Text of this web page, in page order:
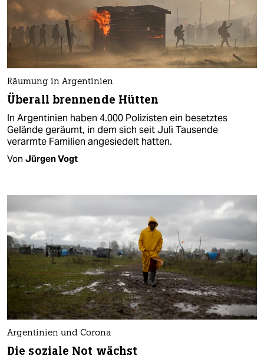
Räumung in Argentinien
Überall brennende Hütten
In Argentinien haben 4.000 Polizisten ein besetztes
Gelände geräumt, in dem sich seit Juli Tausende
verarmte Familien angesiedelt hatten.
Von Jürgen Vogt
Argentinien und Corona
Die soziale Not wächst